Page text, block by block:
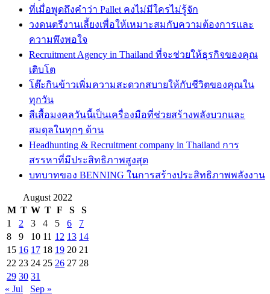
ที่เมื่อพูดถึงคำว่า Pallet คงไม่มีใครไม่รู้จัก
วงดนตรีงานเลี้ยงเพื่อให้เหมาะสมกับความต้องการและ
ความพึงพอใจ
Recruitment Agency in Thailand ที่จะช่วยให้ธุรกิจของคุณ
เติบโต
โต๊ะกินข้าวเพิ่มความสะดวกสบายให้กับชีวิตของคุณใน
ทุกวัน
สีเสื้อมงคลวันนี้เป็นเครื่องมือที่ช่วยสร้างพลังบวกและ
สมดุลในทุกๆ ด้าน
Headhunting & Recruitment company in Thailand การ
สรรหาที่มีประสิทธิภาพสูงสุด
บทบาทของ BENNING ในการสร้างประสิทธิภาพพลังงาน
August 2022
M T W T F S
S
1
2 3 4 5 6
7
8
9 10 11 12 13 14
15 16 17 18 19 20 21
22 23 24 25 26 27 28
29 30 31
« Jul
Sep »